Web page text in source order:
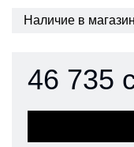
Наличие в
46 735